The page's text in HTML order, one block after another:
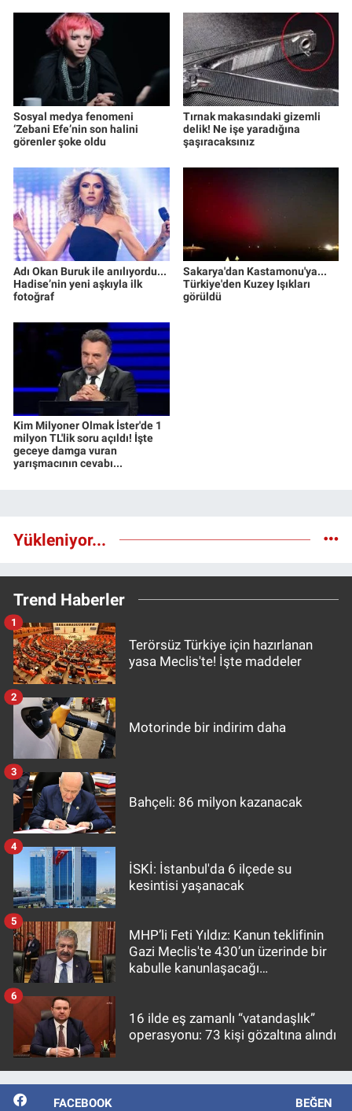
Sosyal medya fenomeni
‘Zebani Efe’nin son halini
görenler şoke oldu
Tırnak makasındaki gizemli
delik! Ne işe yaradığına
şaşıracaksınız
Adı Okan Buruk ile anılıyordu...
Hadise’nin yeni aşkıyla ilk
fotoğraf
Sakarya'dan Kastamonu'ya...
Türkiye'den Kuzey Işıkları
görüldü
Kim Milyoner Olmak İster'de 1
milyon TL'lik soru açıldı! İşte
geceye damga vuran
yarışmacının cevabı...
Yükleniyor...
Trend Haberler
Terörsüz Türkiye için hazırlanan
yasa Meclis'te! İşte maddeler
1
Motorinde bir indirim daha
2
Bahçeli: 86 milyon kazanacak
3
İSKİ: İstanbul'da 6 ilçede su
kesintisi yaşanacak
4
MHP’li Feti Yıldız: Kanun teklifinin
Gazi Meclis'te 430’un üzerinde bir
kabulle kanunlaşacağı
5
16 ilde eş zamanlı “vatandaşlık”
operasyonu: 73 kişi gözaltına alındı
6
FACEBOOK BEĞEN